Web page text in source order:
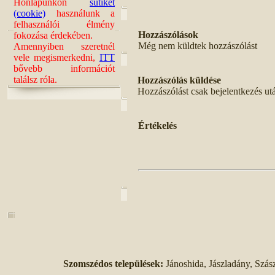
Honlapunkon sütiket
(cookie) használunk a
felhasználói élmény
fokozása érdekében.
Amennyiben szeretnél
vele megismerkedni, ITT
bővebb információt
találsz róla.
Hozzászólások
Még nem küldtek hozzászólást
Hozzászólás küldése
Hozzászólást csak bejelentkezés
Értékelés
Szomszédos települések: Jánoshida, Jászladány,